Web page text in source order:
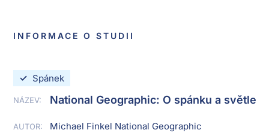
INFORMACE O STUDII
✓ Spánek
NÁZEV: National Geographic: O spánku a světle
AUTOR: Michael Finkel National Geographic